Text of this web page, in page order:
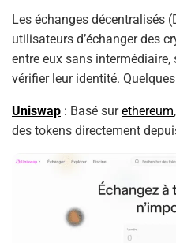
Les échanges décentralisés
utilisateurs d’échanger des
entre eux sans
vérifier leur identité.
Uniswap : Basé surethereum,
des tokens directement